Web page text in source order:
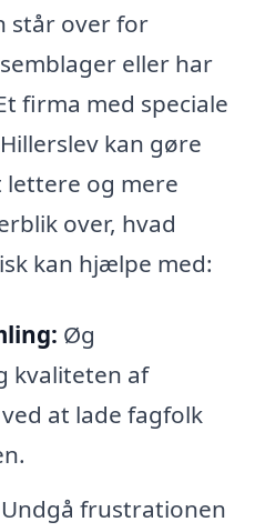
står over for
eller har
firma med speciale
kan gøre
lettere og mere
over, hvad
kan hjælpe med:
Øg
kvaliteten af
at lade fagfolk
Undgå frustrationen